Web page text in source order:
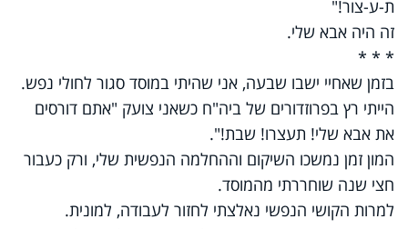
ת-ע-צור!"
זה היה אבא שלי.
* * *
בזמן שאחיי ישבו שבעה, אני שהיתי במוסד סגור לחולי נפש.
הייתי רץ בפרוזדורים של ביה"ח כשאני צועק "אתם דורסים
את אבא שלי! תעצרו! שבת!".
המון זמן נמשכו השיקום וההחלמה הנפשית שלי, ורק כעבור
חצי שנה שוחררתי מהמוסד.
למרות הקושי הנפשי נאלצתי לחזור לעבודה, למונית.